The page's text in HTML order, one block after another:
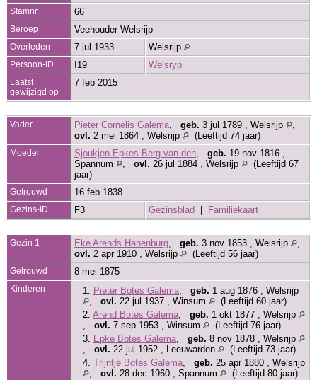
Stamnr 66
Beroep Veehouder Welsrijp
Overleden 7 jul 1933 Welsrijp
Persoon-ID I19 Welsryp
Laatst
gewijzigd op
7 feb 2015
Vader Pieter Cornelis Galema geb. 3 jul 1789 , Welsrijp
ovl. 2 mei 1864 , Welsrijp (Leeftijd 74 jaar)
Moeder Sjoukjen Epkes Berg van den geb. 19 nov 1816 ,
Spannum
ovl. 26 jul 1884 , Welsrijp
(Leeftijd 67
jaar)
Getrouwd 16 feb 1838
Gezins-ID F3 Gezinsblad Familiekaart
Gezin 1 Eke Arends Hanenburg geb. 3 nov 1853 , Welsrijp
ovl. 2 apr 1910 , Welsrijp (Leeftijd 56 jaar)
Getrouwd 8 mei 1875
Kinderen 1. Pieter Botes Galema geb. 1 aug 1876 , Welsrijp
ovl. 22 jul 1937 , Winsum
(Leeftijd 60 jaar)
2. Arend Botes Galema geb. 1 okt 1877 , Welsrijp
ovl. 7 sep 1953 , Winsum
(Leeftijd 76 jaar)
3.
Epke Botes Galema geb. 8 nov 1878 , Welsrijp
ovl. 22 jul 1952 , Leeuwarden
(Leeftijd 73 jaar)
4. Trijntje Botes Galema geb. 25 apr 1880 , Welsrijp
ovl. 28 dec 1960 , Spannum
(Leeftijd 80 jaar)